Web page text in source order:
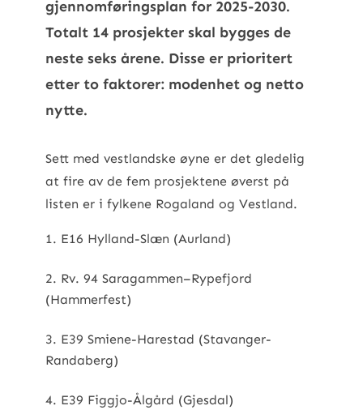
gjennomføringsplan for 2025-2030.
Totalt 14 prosjekter skal bygges de
neste seks årene. Disse er prioritert
etter to faktorer: modenhet og netto
nytte.
Sett med vestlandske øyne er det gledelig
at fire av de fem prosjektene øverst på
listen er i fylkene Rogaland og Vestland.
E16 Hylland-Slæn (Aurland)
Rv. 94 Saragammen–Rypefjord
(Hammerfest)
E39 Smiene-Harestad (Stavanger-
Randaberg)
E39 Figgjo-Ålgård (Gjesdal)